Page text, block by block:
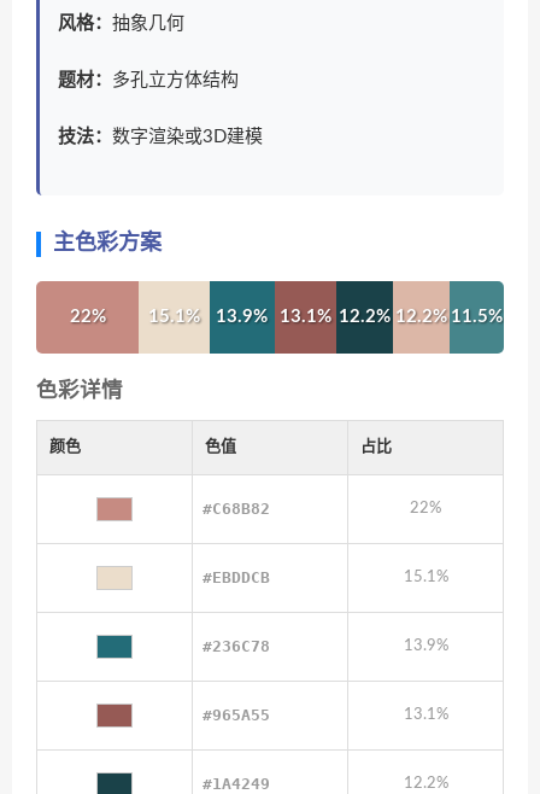
风格： 抽象几何
题材： 多孔立方体结构
技法： 数字渲染或3D建模
主色彩方案
22% 15.1% 13.9% 13.1% 12.2% 12.2% 11.5%
色彩详情
颜色 色值 占比
#C68B82 22%
#EBDDCB 15.1%
#236C78 13.9%
#965A55 13.1%
#1A4249 12.2%